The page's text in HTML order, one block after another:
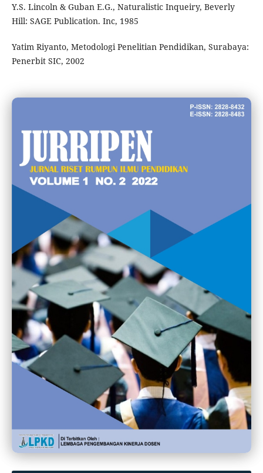
Y.S. Lincoln & Guban E.G., Naturalistic Inqueiry, Beverly
Hill: SAGE Publication. Inc, 1985
Yatim Riyanto, Metodologi Penelitian Pendidikan, Surabaya:
Penerbit SIC, 2002